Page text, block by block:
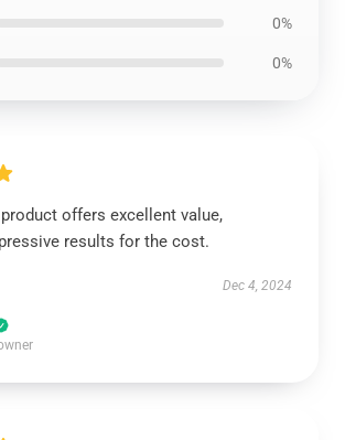
0%
0%
offers excellent value,
results for the cost.
Dec 4, 2024